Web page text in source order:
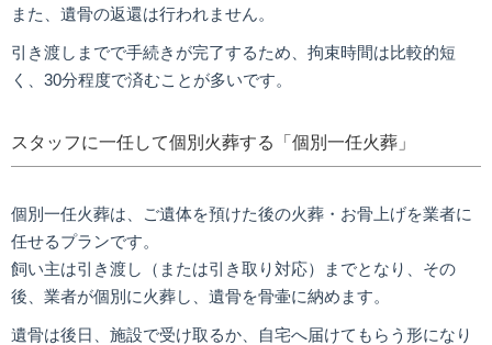
また、遺骨の返還は行われません。
引き渡しまでで手続きが完了するため、拘束時間は比較的短
く、30分程度で済むことが多いです。
スタッフに一任して個別火葬する「個別一任火葬」
個別一任火葬は、ご遺体を預けた後の火葬・お骨上げを業者に
任せるプランです。
飼い主は引き渡し（または引き取り対応）までとなり、その
後、業者が個別に火葬し、遺骨を骨壷に納めます。
遺骨は後日、施設で受け取るか、自宅へ届けてもらう形になり